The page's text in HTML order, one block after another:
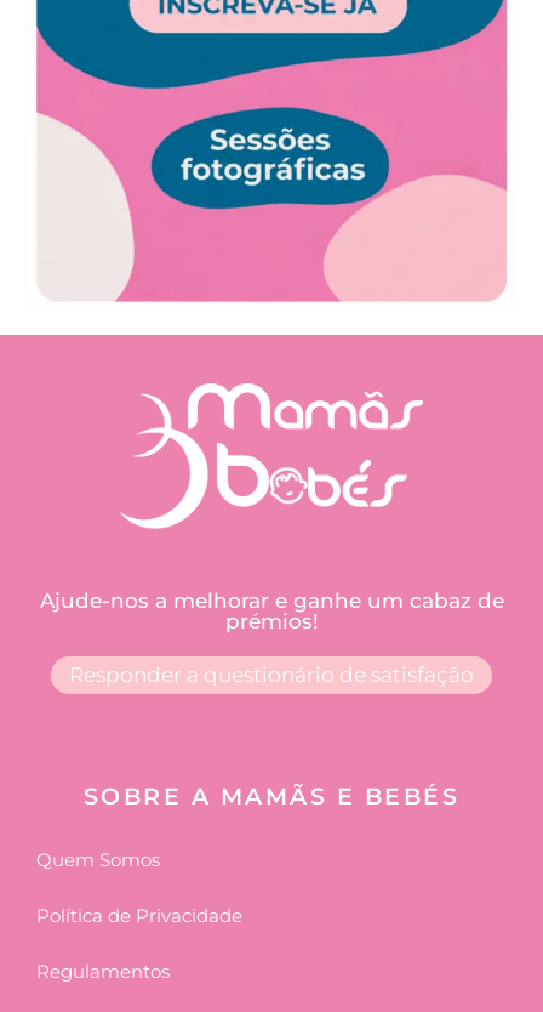
Ajude-nos a melhorar e ganhe um cabaz de
prémios!
Responder a questionário de satisfação
SOBRE A MAMÃS E BEBÉS
Quem Somos
Política de Privacidade
Regulamentos